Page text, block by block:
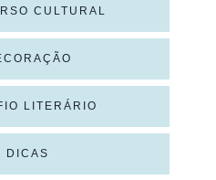
CULTURAL
LITERÁRIO
DICAS